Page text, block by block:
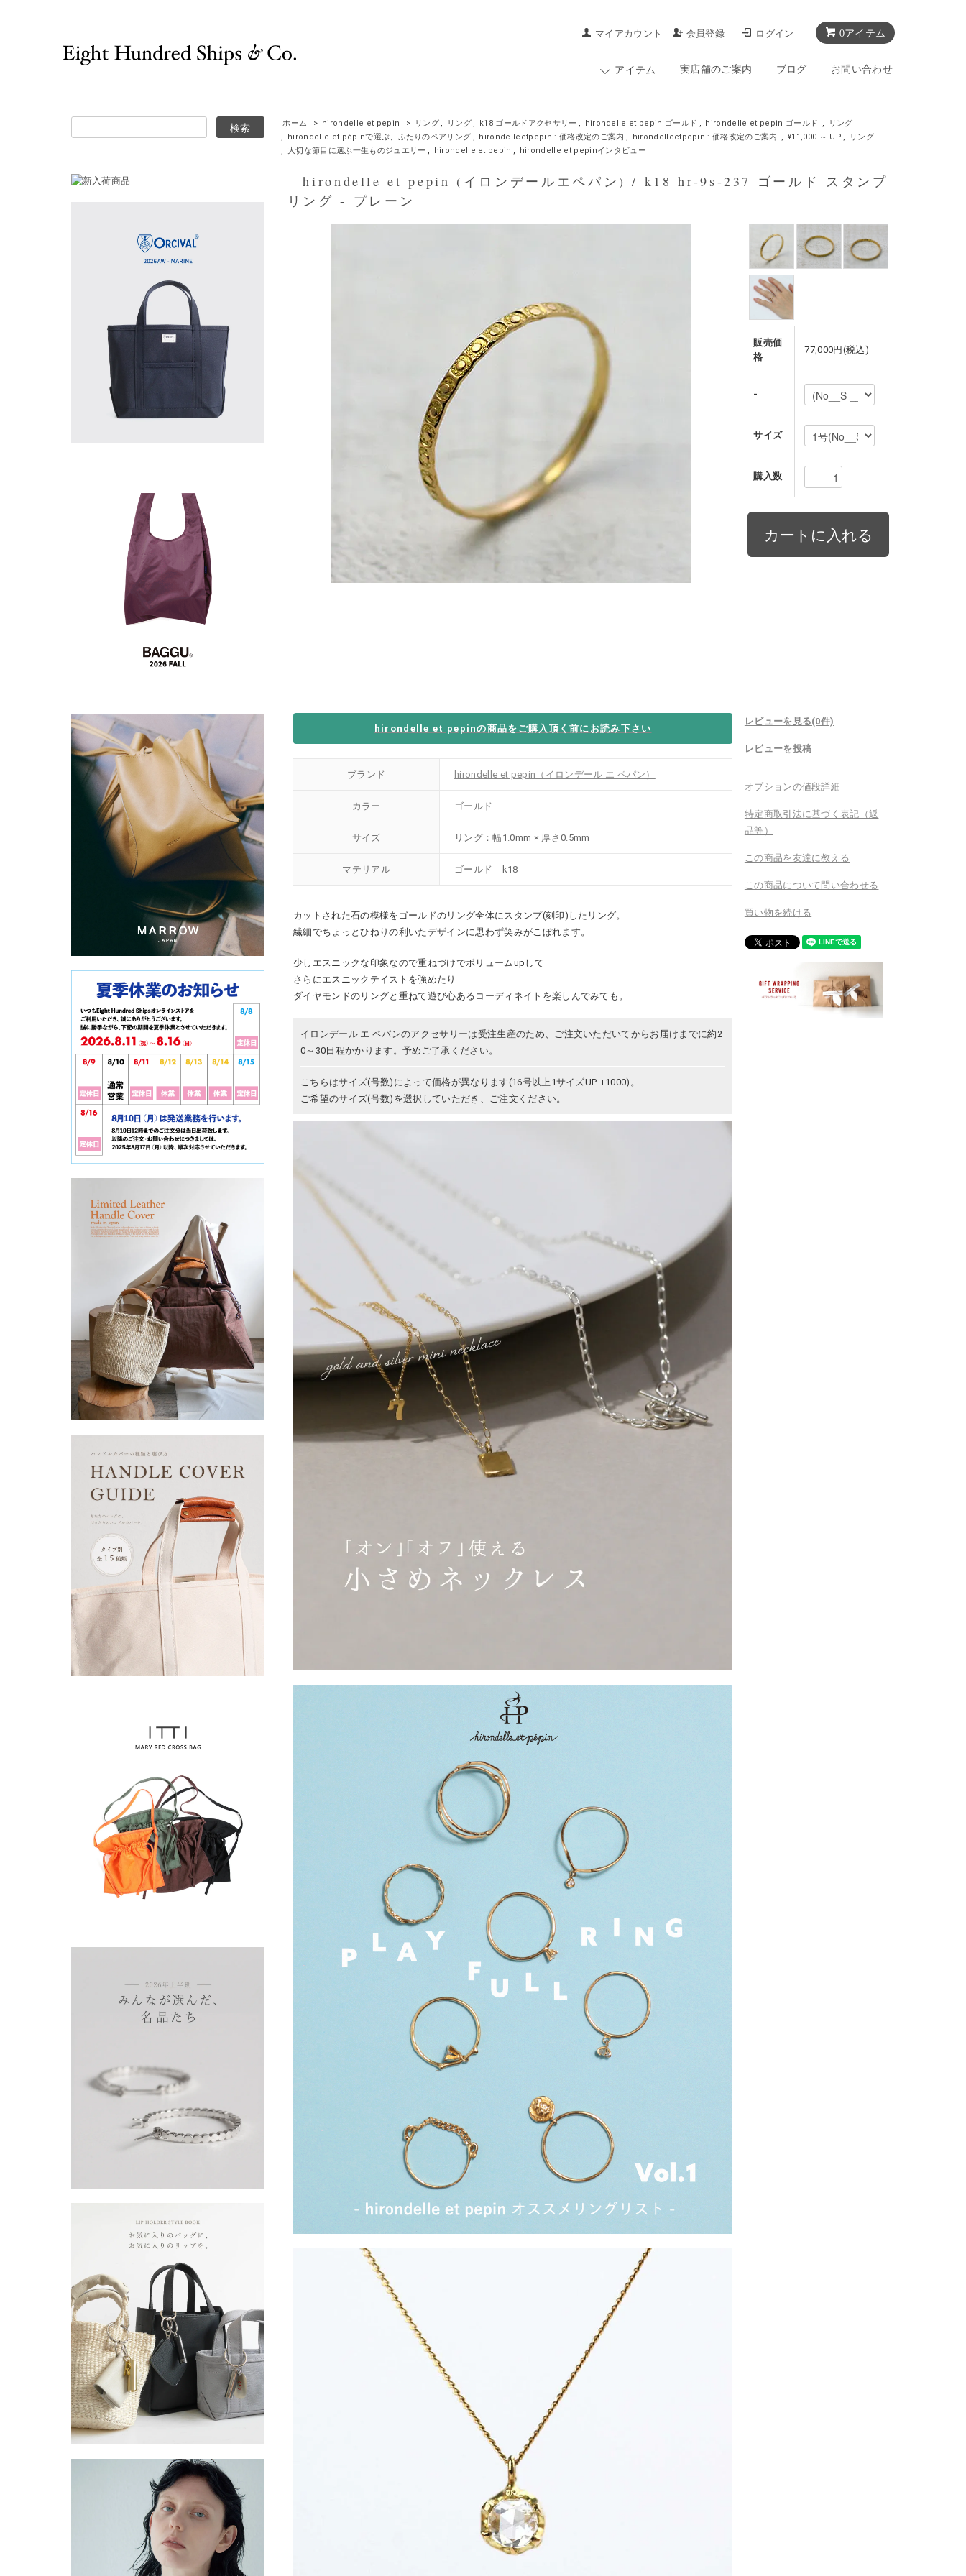
0アイテム
マイアカウント 会員登録 ログイン
アイテム 実店舗のご案内 ブログ お問い合わせ
ホーム > hirondelle et pepin > リング , リング , k18 ゴールドアクセサリー , hirondelle et pepin ゴールド , hirondelle et pepin ゴールド ,
リング
,
hirondelle et pépinで選ぶ、ふたりのペアリング , hirondelleetpepin : 価格改定のご案内 , hirondelleetpepin : 価格改定のご案内 , ¥11,000 ～ UP ,
リング
, 大切な節目に選ぶ一生ものジュエリー , hirondelle et pepin , hirondelle et pepinインタビュー
hirondelle et pepin (イロンデールエペパン) / k18 hr-9s-237 ゴールド スタンプ
リング - プレーン
販売価
格
77,000円(税込)
-
サイズ
購入数
hirondelle et pepinの商品をご購入頂く前にお読み下さい
ブランド hirondelle et pepin（イロンデール エ ペパン）
カラー ゴールド
サイズ リング：幅1.0mm × 厚さ0.5mm
マテリアル ゴールド k18
カットされた石の模様をゴールドのリング全体にスタンプ(刻印)したリング。
繊細でちょっとひねりの利いたデザインに思わず笑みがこぼれます。
少しエスニックな印象なので重ねづけでボリュームupして
さらにエスニックテイストを強めたり
ダイヤモンドのリングと重ねて遊び心あるコーディネイトを楽しんでみても。
イロンデール エ ペパンのアクセサリーは受注生産のため、ご注文いただいてからお届けまでに約2
0～30日程かかります。予めご了承ください。
こちらはサイズ(号数)によって価格が異なります(16号以上1サイズUP +1000)。
ご希望のサイズ(号数)を選択していただき、ご注文ください。
レビューを見る(0件)
レビューを投稿
オプションの値段詳細
特定商取引法に基づく表記（返
品等）
この商品を友達に教える
この商品について問い合わせる
買い物を続ける